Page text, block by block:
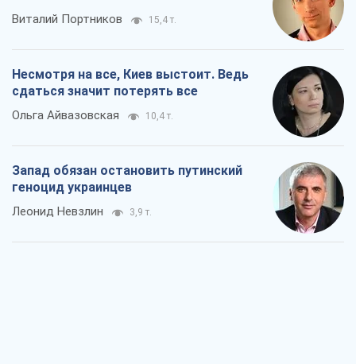
Виталий Портников 15,4 т.
Несмотря на все, Киев выстоит. Ведь
сдаться значит потерять все
Ольга Айвазовская 10,4 т.
Запад обязан остановить путинский
геноцид украинцев
Леонид Невзлин 3,9 т.